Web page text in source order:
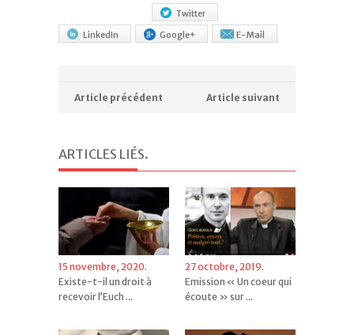
Twitter
LinkedIn
Google+ E-Mail
Article précédent Article suivant
ARTICLES LIÉS.
15 novembre, 2020.
Existe-t-il un droit à
recevoir l’Euch ...
27 octobre, 2019.
Emission « Un coeur qui
écoute » sur ...